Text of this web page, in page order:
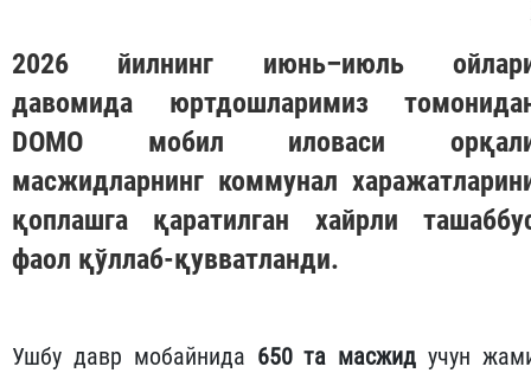
2026 йилнинг июнь–июль
давомида юртдошларимиз
DOMO мобил иловаси
масжидларнинг коммунал
қоплашга қаратилган хайрли
фаол қўллаб-қувватланди.
Ушбу давр мобайнида 650 та масжид учун